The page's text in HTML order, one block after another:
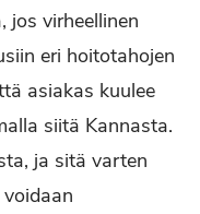
jos virheellinen
eri hoitotahojen
asiakas kuulee
siitä Kannasta.
ja sitä varten